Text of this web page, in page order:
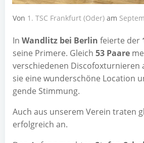
Von 1. TSC Frankfurt (Oder) am
In Wand­litz bei Ber­lin fei­er­te der
sei­ne Pri­me­re. Gleich 53 Paa­re
ver­schie­de­nen Dis­co­fox­tur­nie­ren
sie eine wun­der­schö­ne Loca­ti­on
gen­de Stimmung.
Auch aus unse­rem Ver­ein tra­ten
erfolg­reich an.